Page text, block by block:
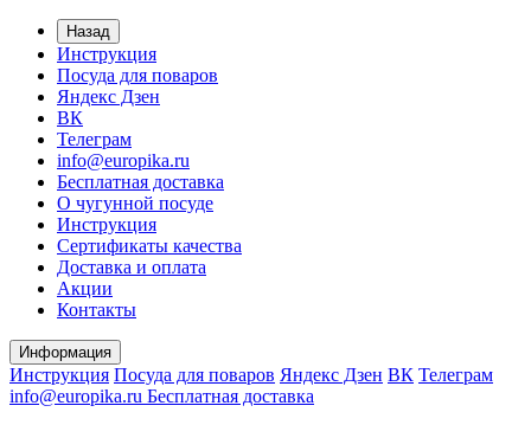
Назад
Инструкция
Посуда для поваров
Яндекс Дзен
ВК
Телеграм
info@europika.ru
Бесплатная доставка
О чугунной посуде
Инструкция
Сертификаты качества
Доставка и оплата
Акции
Контакты
Информация
Инструкция Посуда для поваров Яндекс Дзен ВК Телеграм
info@europika.ru Бесплатная доставка